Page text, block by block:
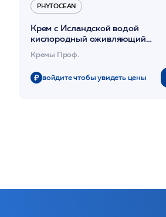
PHYTOCEAN
Крем с Исландской водой
кислородный оживляющий
/PHYTOCEAN*
Кремы Проф.
войдите чтобы увидеть цены